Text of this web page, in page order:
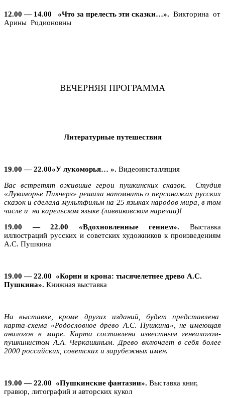
12.00 — 14.00 «Что за прелесть эти сказки…». Викторина от
Арины Родионовны
ВЕЧЕРНЯЯ ПРОГРАММА
Литературные путешествия
19.00 — 22.00«У лукоморья… ». Видеоинсталляция
Вас встретят ожившие герои пушкинских сказок.Студия
«Лукоморье Пикчерз» решила напомнить о персонажах русских
сказок и сделала мультфильм на 25 языках народов мира, в том
числе и на карельском языке (ливвиковском наречии)!
19.00 — 22.00 «Вдохновленные гением».Выставка
иллюстраций русских и советских художников к произведениям
А.С. Пушкина
19.00 — 22.00 «Корни и крона: тысячелетнее древо А.С.
Пушкина». Книжная выставка
На выставке, кроме других изданий, будет представлена
карта-схема «Родословное древо А.С. Пушкина», не имеющая
аналогов в мире. Карта составлена известным генеалогом-
пушкинистом А.А. Черкашиным. Древо включает в себя более
2000 российских, советских и зарубежных имен.
19.00 — 22.00 «Пушкинские фантазии». Выставка книг,
гравюр, литографий и авторских кукол